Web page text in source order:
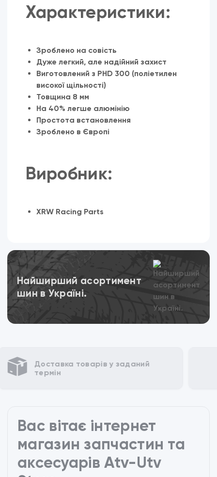
Характеристики:
Зроблено на совість
Дуже легкий, але надійний захист
Виготовлений з PHD 300 (поліетилен
високої щільності)
Товщина 8 мм
На 40% легше алюмінію
Простота встановлення
Зроблено в Європі
Виробник:
XRW Racing Parts
Найширший асортимент
шин в Україні.
Переглянути
Різні способи для оплати
Вас вітає інтернет
магазин запчастин та
аксесуарів Atv-Utv